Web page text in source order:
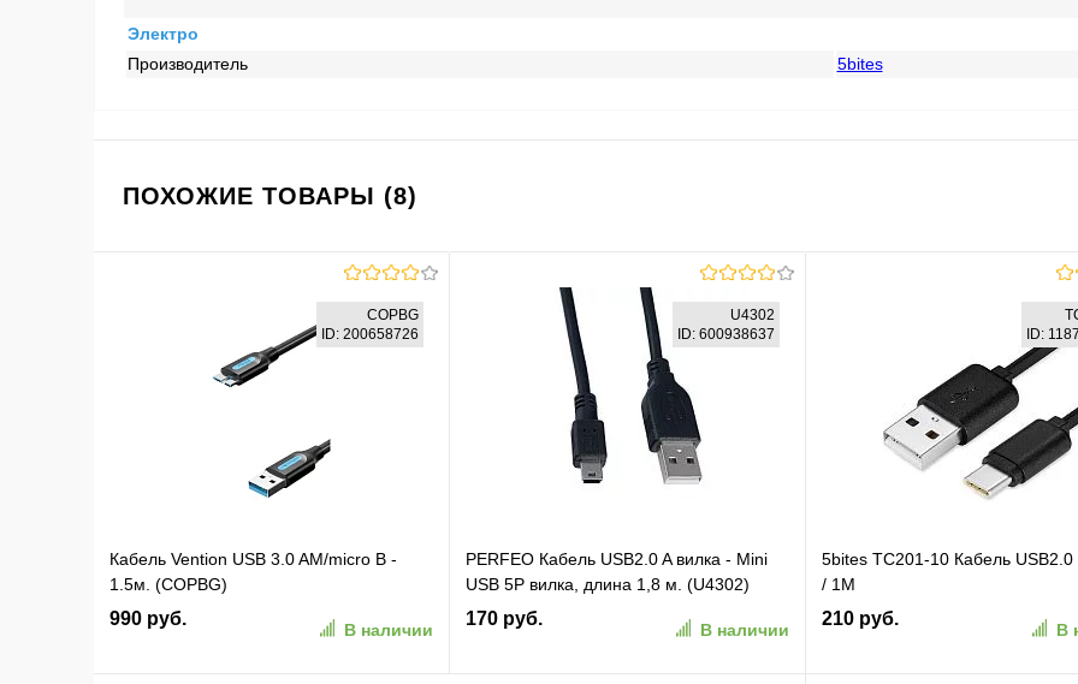
Электро
Производитель
5bites
ПОХОЖИЕ ТОВАРЫ (8)
COPBG
ID: 200658726
Кабель Vention USB 3.0 AM/micro B -
1.5м. (COPBG)
990 руб.
В наличии
U4302
ID: 600938637
PERFEO Кабель USB2.0 A вилка - Mini
USB 5P вилка, длина 1,8 м. (U4302)
170 руб.
В наличии
ID:
5bites TC201-10 Кабель USB2.0
/ 1M
210 руб.
В